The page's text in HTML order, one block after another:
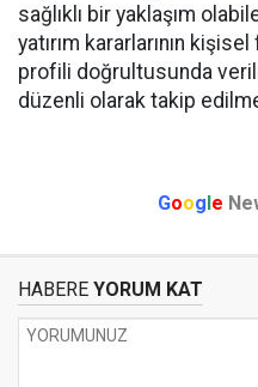
sağlıklı bir yaklaşım
yatırım kararlarının
profili doğrultusunda
düzenli olarak takip
Google
HABERE YORUM KAT